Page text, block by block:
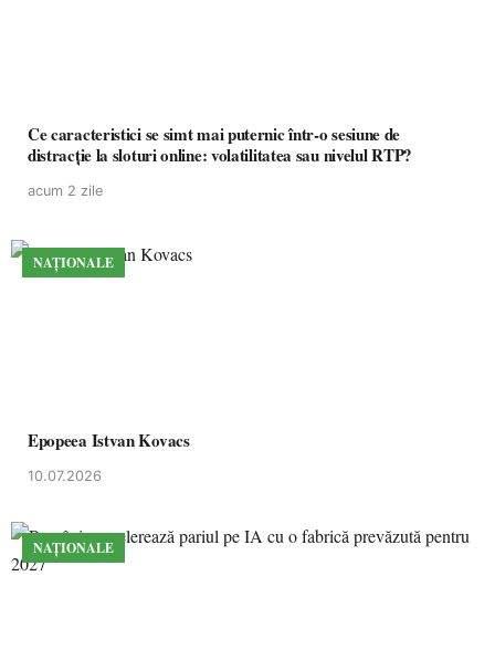
Ce caracteristici se simt mai puternic într-o sesiune de
distracție la sloturi online: volatilitatea sau nivelul RTP?
acum 2 zile
NAȚIONALE
Epopeea Istvan Kovacs
10.07.2026
NAȚIONALE